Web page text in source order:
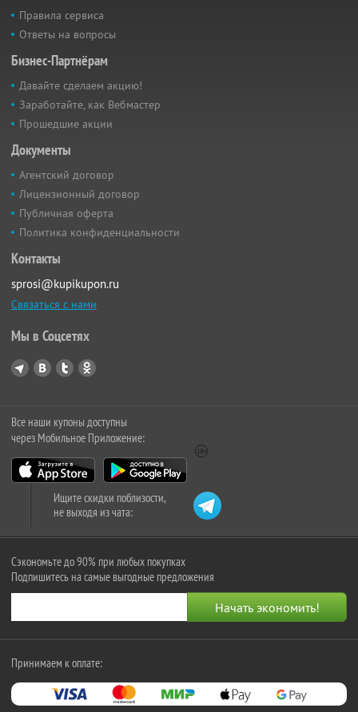
Правила сервиса
Ответы на вопросы
Бизнес-Партнёрам
Давайте сделаем акцию!
Заработайте, как Вебмастер
Прошедшие акции
Документы
Агентский договор
Лицензионный договор
Публичная оферта
Политика конфиденциальности
Контакты
sprosi@kupikupon.ru
Связаться с нами
Мы в Соцсетях
Все наши купоны доступны
через Мобильное Приложение:
Ищите скидки поблизости,
не выходя из чата:
Сэкономьте до 90% при любых покупках
Подпишитесь на самые выгодные предложения
Принимаем к оплате: